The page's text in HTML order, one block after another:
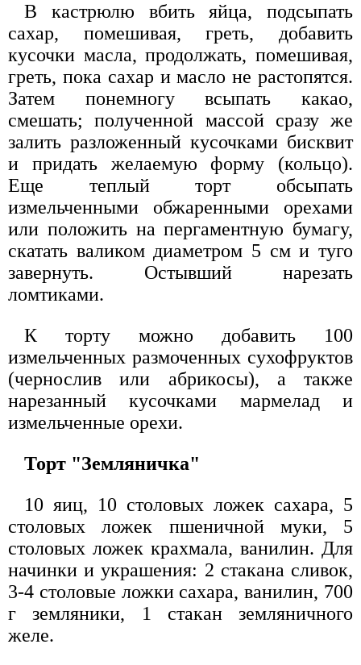
В кастрюлю вбить яйца, подсыпать
сахар, помешивая, греть, добавить
кусочки масла, продолжать, помешивая,
греть, пока сахар и масло не растопятся.
Затем понемногу всыпать какао,
смешать; полученной массой сразу же
залить разложенный кусочками бисквит
и придать желаемую форму (кольцо).
Еще теплый торт обсыпать
измельченными обжаренными орехами
или положить на пергаментную бумагу,
скатать валиком диаметром 5 см и туго
завернуть. Остывший нарезать
ломтиками.
К торту можно добавить 100
измельченных размоченных сухофруктов
(чернослив или абрикосы), а также
нарезанный кусочками мармелад и
измельченные орехи.
Торт "Земляничка"
10 яиц, 10 столовых ложек сахара, 5
столовых ложек пшеничной муки, 5
столовых ложек крахмала, ванилин. Для
начинки и украшения: 2 стакана сливок,
3-4 столовые ложки сахара, ванилин, 700
г земляники, 1 стакан земляничного
желе.